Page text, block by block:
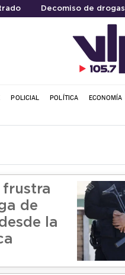
Decomiso de drogas
POLICIAL POLÍTICA ECONOMÍA
frustra
de
la